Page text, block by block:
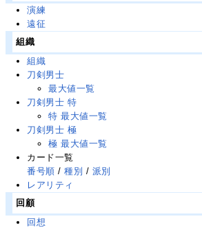
演練
遠征
組織
組織
刀剣男士
最大値一覧
刀剣男士 特
特 最大値一覧
刀剣男士 極
極 最大値一覧
カード一覧
番号順 /種別 / 派別
レアリティ
回顧
回想